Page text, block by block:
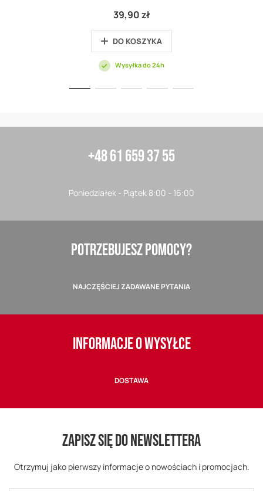
39,90 zł
DO KOSZYKA
Wysyłka do 24h
+48 61 659 37 55
Poniedziałek - Piątek 8:00 - 16:00
POTRZEBUJESZ POMOCY?
NAJCZĘŚCIEJ ZADAWANE PYTANIA
INFORMACJE O WYSYŁCE
DOSTAWA
ZAPISZ SIĘ DO NEWSLETTERA
Otrzymuj jako pierwszy informacje o nowościach i promocjach.